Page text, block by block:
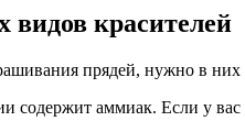
видов красителей
прядей, нужно в
аммиак. Если у вас